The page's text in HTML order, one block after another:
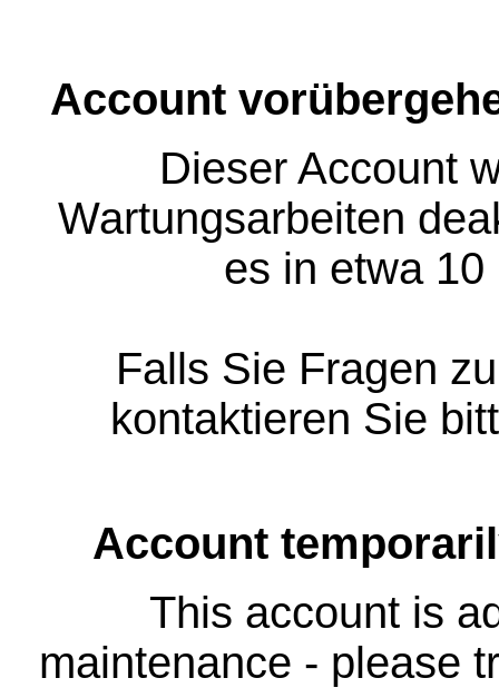
Account
Dieser Account
Wartungsarbeiten
es in etwa
Falls Sie Fragen
kontaktieren Sie
Account
This account is
maintenance - please